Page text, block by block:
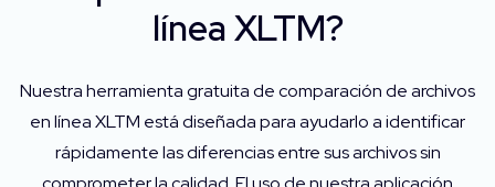
línea XLTM?
Nuestra herramienta gratuita de comparación de archivos
en línea XLTM está diseñada para ayudarlo a identificar
rápidamente las diferencias entre sus archivos sin